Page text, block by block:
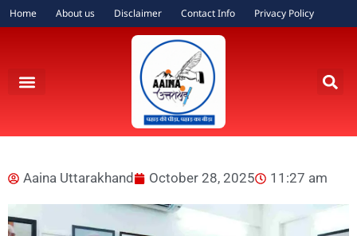
Home About us Disclaimer Contact Info Privacy Policy
Aaina Uttarakhand October 28, 2025 11:27 am